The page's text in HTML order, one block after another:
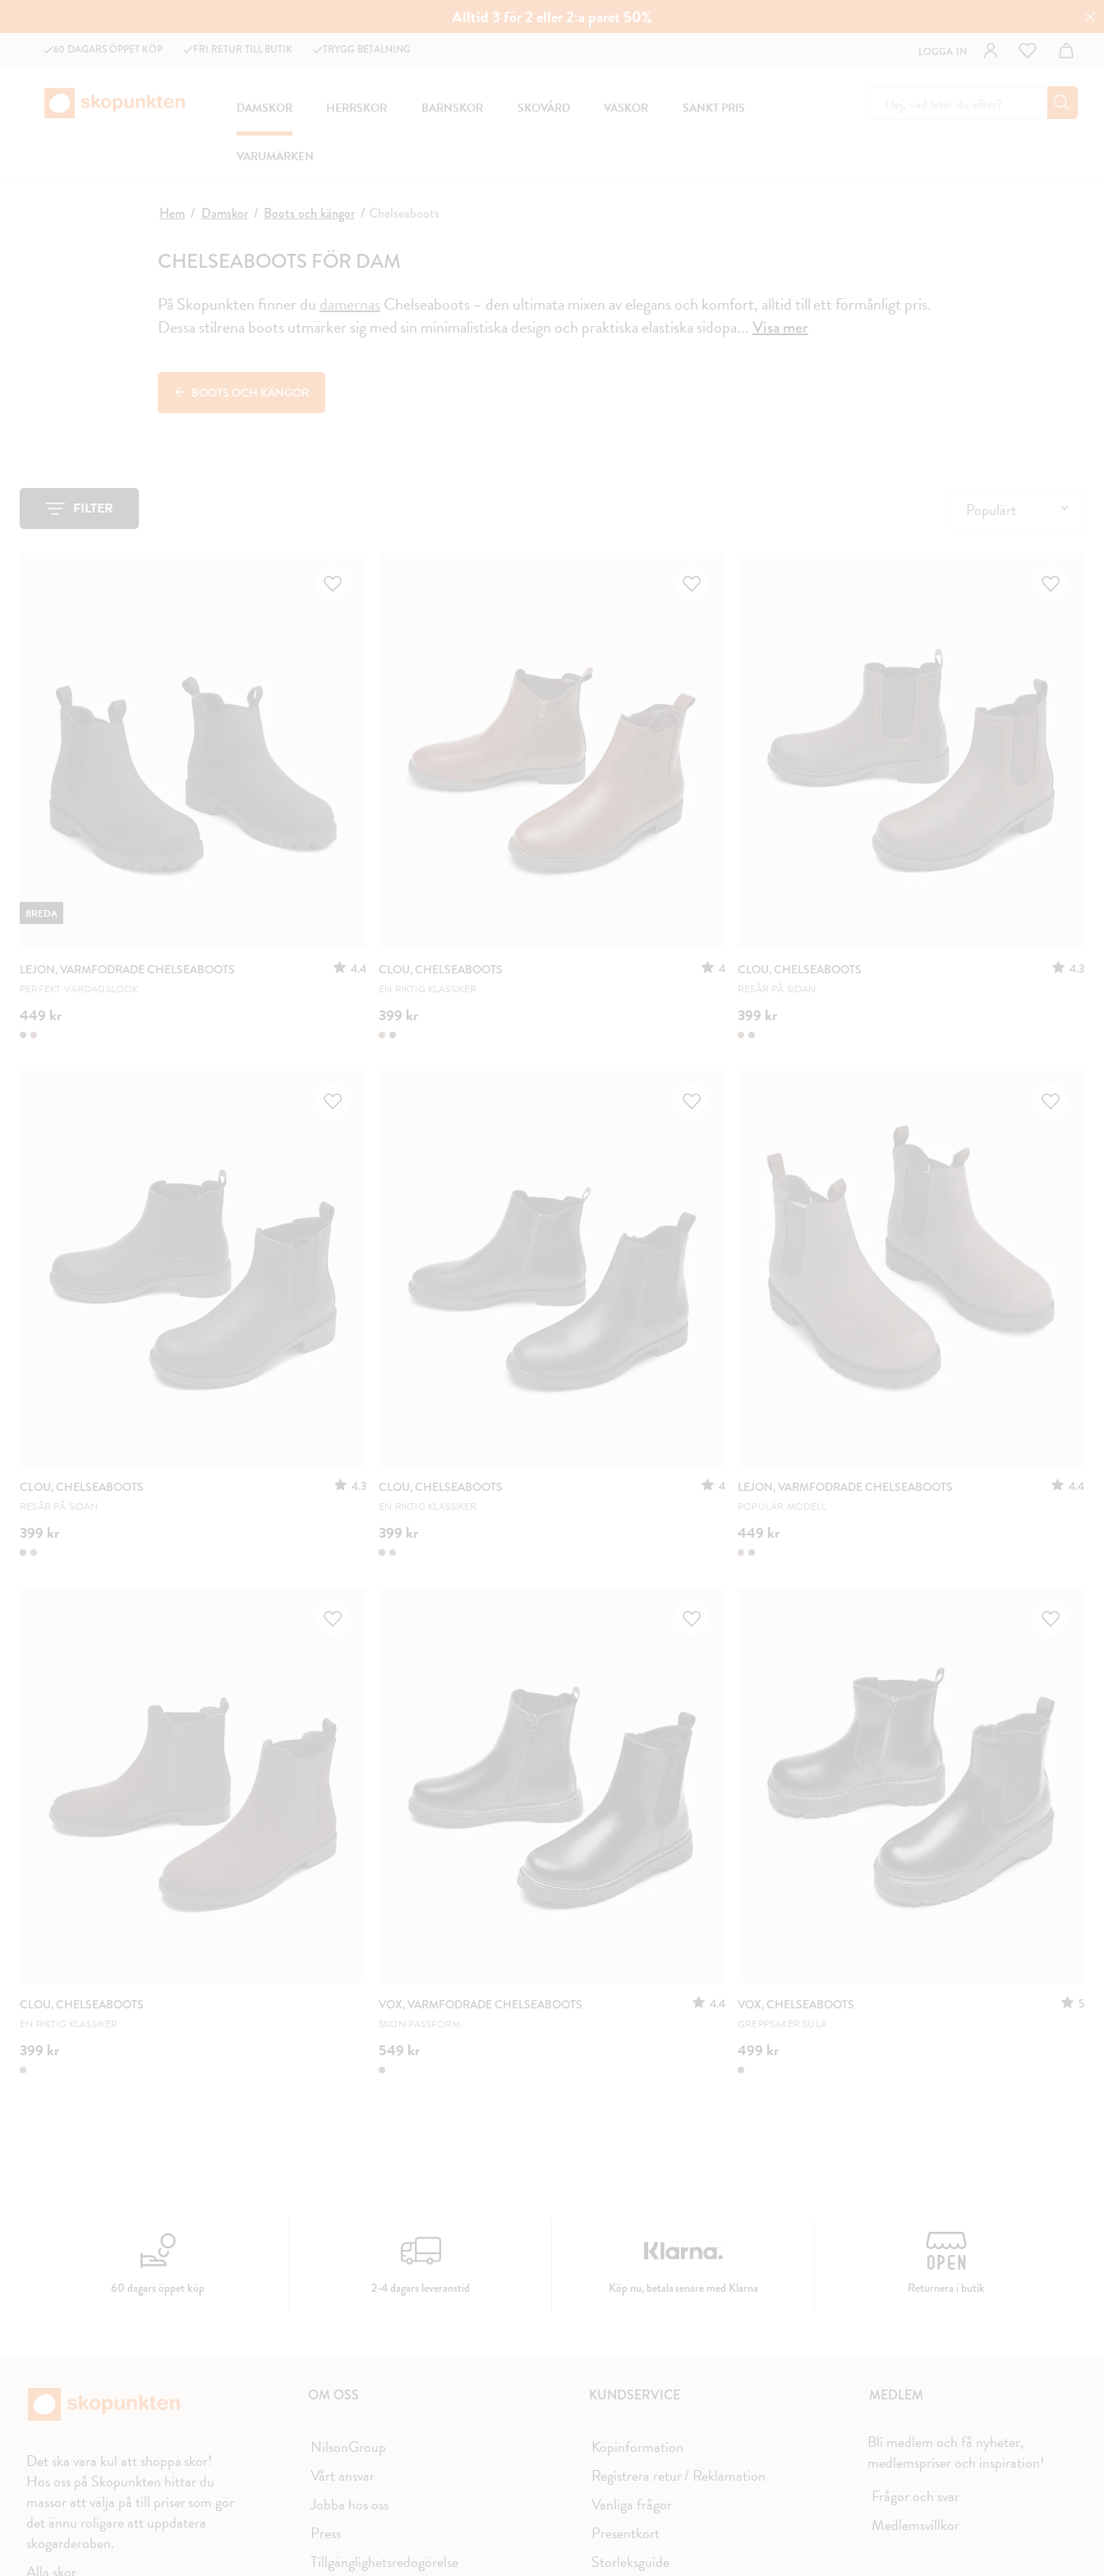
Alltid 3 för 2 eller 2:a paret 50%
60 DAGARS ÖPPET KÖP FRI RETUR TILL BUTIK TRYGG BETALNING LOGGA IN
DAMSKOR HERRSKOR BARNSKOR SKOVÅRD VÄSKOR SÄNKT PRIS
VARUMÄRKEN
Hem Damskor Boots och kängor Chelseaboots
CHELSEABOOTS FÖR DAM
På Skopunkten finner du damernasChelseaboots – den ultimata mixen av elegans och komfort, alltid till ett förmånligt pris.
Dessa stilrena boots utmärker sig med sin minimalistiska design och praktiska elastiska sidopa... Visa mer
BOOTS OCH KÄNGOR
FILTER Populärt
LEJON, VARMFODRADE CHELSEABOOTS 4.4
PERFEKT VARDAGSLOOK
449 kr
BREDA
CLOU, CHELSEABOOTS 4
EN RIKTIG KLASSIKER
399 kr
CLOU, CHELSEABOOTS 4.3
RESÅR PÅ SIDAN
399 kr
CLOU, CHELSEABOOTS 4.3
RESÅR PÅ SIDAN
399 kr
CLOU, CHELSEABOOTS 4
EN RIKTIG KLASSIKER
399 kr
LEJON, VARMFODRADE CHELSEABOOTS 4.4
POPULÄR MODELL
449 kr
CLOU, CHELSEABOOTS
EN RIKTIG KLASSIKER
399 kr
VOX, VARMFODRADE CHELSEABOOTS 4.4
SKÖN PASSFORM
549 kr
VOX, CHELSEABOOTS 5
GREPPSÄKER SULA
499 kr
60 dagars öppet köp 2-4 dagars leveranstid Köp nu, betala senare med Klarna Returnera i butik
Det ska vara kul att shoppa skor!
Hos oss på Skopunkten hittar du
massor att välja på till priser som gör
det ännu roligare att uppdatera
skogarderoben.
OM OSS
NilsonGroup
Vårt ansvar
Jobba hos oss
Press
Tillgänglighetsredogörelse
KUNDSERVICE
Köpinformation
Registrera retur / Reklamation
Vanliga frågor
Presentkort
Storleksguide
MEDLEM
Bli medlem och få nyheter,
medlemspriser och inspiration!
Frågor och svar
Medlemsvillkor